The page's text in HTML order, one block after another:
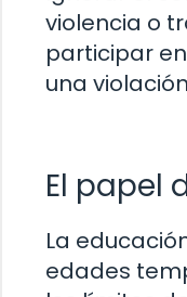
violencia o
participar
una
El papel
La
edades